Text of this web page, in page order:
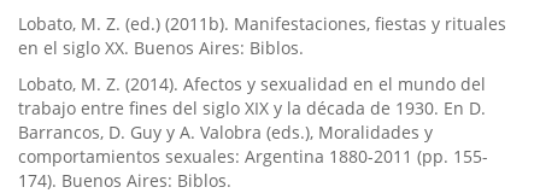
Lobato, M. Z. (ed.) (2011b). Manifestaciones, fiestas y rituales
en el siglo XX. Buenos Aires: Biblos.
Lobato, M. Z. (2014). Afectos y sexualidad en el mundo del
trabajo entre fines del siglo XIX y la década de 1930. En D.
Barrancos, D. Guy y A. Valobra (eds.), Moralidades y
comportamientos sexuales: Argentina 1880-2011 (pp. 155-
174). Buenos Aires: Biblos.